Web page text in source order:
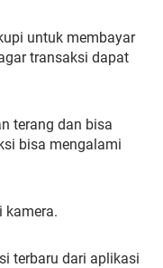
untuk membayar
transaksi dapat
terang dan bisa
bisa mengalami
kamera.
terbaru dari aplikasi